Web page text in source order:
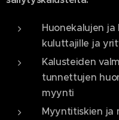
Huonekalujen
kuluttajille ja
Kalusteiden
tunnettujen
myynti
Myyntitiskien ja